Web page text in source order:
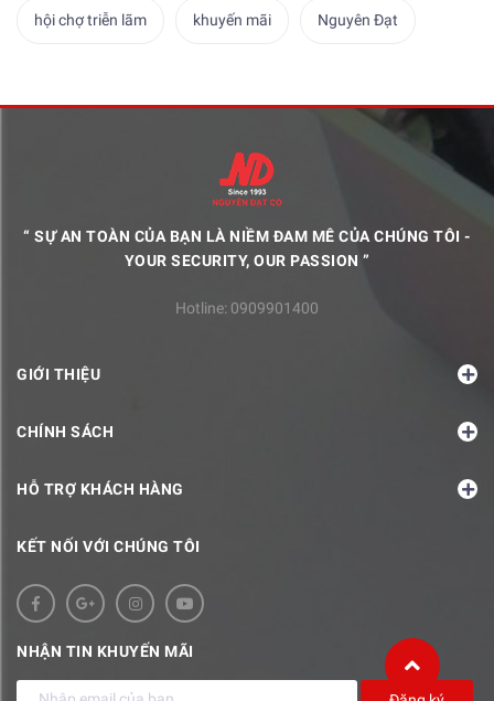
hội chợ triễn lãm khuyến mãi Nguyên Đạt
“ SỰ AN TOÀN CỦA BẠN LÀ NIỀM ĐAM MÊ CỦA CHÚNG TÔI -
YOUR SECURITY, OUR PASSION ”
Hotline: 0909901400
GIỚI THIỆU
CHÍNH SÁCH
HỖ TRỢ KHÁCH HÀNG
KẾT NỐI VỚI CHÚNG TÔI
NHẬN TIN KHUYẾN MÃI